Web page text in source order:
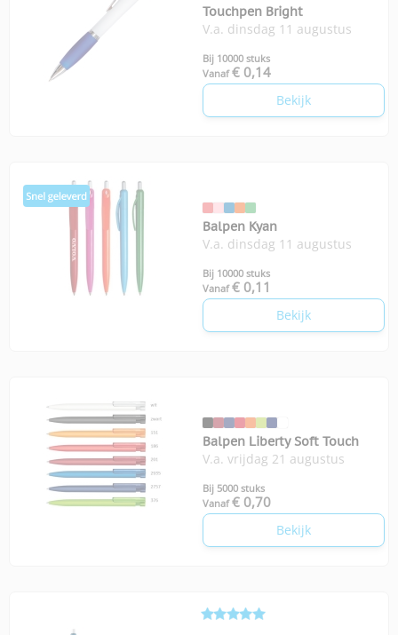
Touchpen Bright
V.a. dinsdag 11 augustus
Bij 10000 stuks
Vanaf € 0,14
Bekijk
Balpen Kyan
V.a. dinsdag 11 augustus
Bij 10000 stuks
Vanaf € 0,11
Bekijk
Balpen Liberty Soft Touch
V.a. vrijdag 21 augustus
Bij 5000 stuks
Vanaf € 0,70
Bekijk